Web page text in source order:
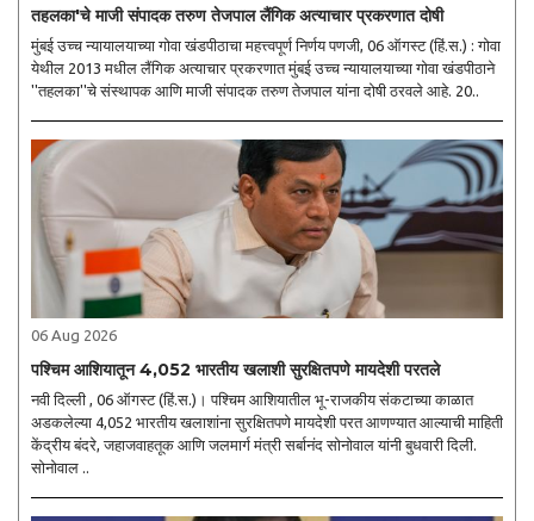
तहलका'चे माजी संपादक तरुण तेजपाल लैंगिक अत्याचार प्रकरणात दोषी
मुंबई उच्च न्यायालयाच्या गोवा खंडपीठाचा महत्त्वपूर्ण निर्णय पणजी, 06 ऑगस्ट (हिं.स.) : गोवा
येथील 2013 मधील लैंगिक अत्याचार प्रकरणात मुंबई उच्च न्यायालयाच्या गोवा खंडपीठाने
''तहलका''चे संस्थापक आणि माजी संपादक तरुण तेजपाल यांना दोषी ठरवले आहे. 20..
06 Aug 2026
पश्चिम आशियातून 4,052 भारतीय खलाशी सुरक्षितपणे मायदेशी परतले
नवी दिल्ली , 06 ऑगस्ट (हिं.स.)। पश्चिम आशियातील भू-राजकीय संकटाच्या काळात
अडकलेल्या 4,052 भारतीय खलाशांना सुरक्षितपणे मायदेशी परत आणण्यात आल्याची माहिती
केंद्रीय बंदरे, जहाजवाहतूक आणि जलमार्ग मंत्री सर्बानंद सोनोवाल यांनी बुधवारी दिली.
सोनोवाल ..